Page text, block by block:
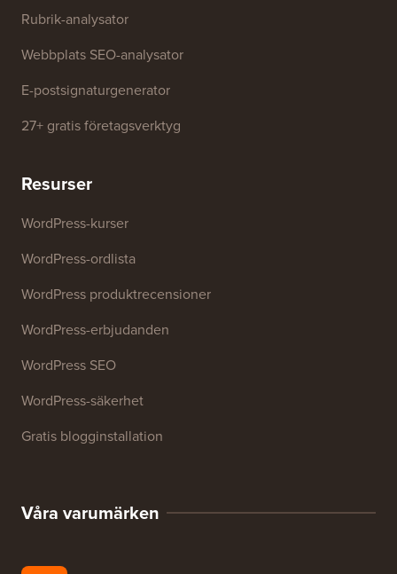
Rubrik-analysator
Webbplats SEO-analysator
E-postsignaturgenerator
27+ gratis företagsverktyg
Resurser
WordPress-kurser
WordPress-ordlista
WordPress produktrecensioner
WordPress-erbjudanden
WordPress SEO
WordPress-säkerhet
Gratis blogginstallation
Våra varumärken